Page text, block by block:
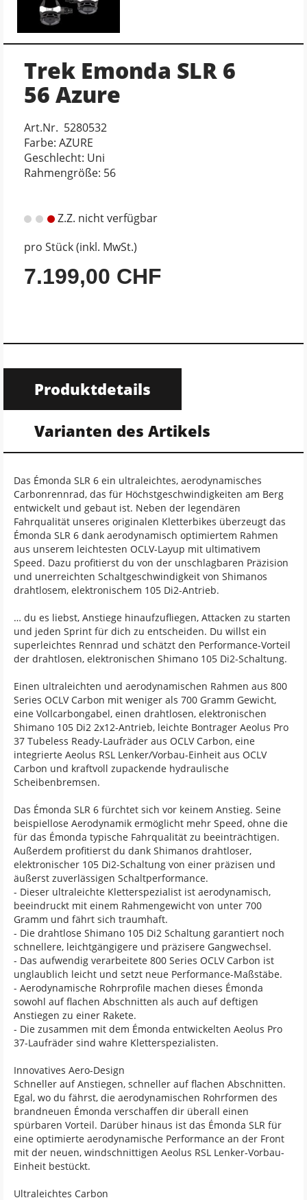
Trek Emonda SLR 6
56 Azure
Art.Nr. 5280532
Farbe: AZURE
Geschlecht: Uni
Rahmengröße: 56
Z.Z. nicht verfügbar
pro Stück (inkl. MwSt.)
7.199,00 CHF
Produktdetails
Varianten des Artikels
Das Émonda SLR 6 ein ultraleichtes, aerodynamisches
Carbonrennrad, das für Höchstgeschwindigkeiten am Berg
entwickelt und gebaut ist. Neben der legendären
Fahrqualität unseres originalen Kletterbikes überzeugt das
Émonda SLR 6 dank aerodynamisch optimiertem Rahmen
aus unserem leichtesten OCLV-Layup mit ultimativem
Speed. Dazu profitierst du von der unschlagbaren Präzision
und unerreichten Schaltgeschwindigkeit von Shimanos
drahtlosem, elektronischem 105 Di2-Antrieb.
… du es liebst, Anstiege hinaufzufliegen, Attacken zu starten
und jeden Sprint für dich zu entscheiden. Du willst ein
superleichtes Rennrad und schätzt den Performance-Vorteil
der drahtlosen, elektronischen Shimano 105 Di2-Schaltung.
Einen ultraleichten und aerodynamischen Rahmen aus 800
Series OCLV Carbon mit weniger als 700 Gramm Gewicht,
eine Vollcarbongabel, einen drahtlosen, elektronischen
Shimano 105 Di2 2x12-Antrieb, leichte Bontrager Aeolus Pro
37 Tubeless Ready-Laufräder aus OCLV Carbon, eine
integrierte Aeolus RSL Lenker/Vorbau-Einheit aus OCLV
Carbon und kraftvoll zupackende hydraulische
Scheibenbremsen.
Das Émonda SLR 6 fürchtet sich vor keinem Anstieg. Seine
beispiellose Aerodynamik ermöglicht mehr Speed, ohne die
für das Émonda typische Fahrqualität zu beeinträchtigen.
Außerdem profitierst du dank Shimanos drahtloser,
elektronischer 105 Di2-Schaltung von einer präzisen und
äußerst zuverlässigen Schaltperformance.
- Dieser ultraleichte Kletterspezialist ist aerodynamisch,
beeindruckt mit einem Rahmengewicht von unter 700
Gramm und fährt sich traumhaft.
- Die drahtlose Shimano 105 Di2 Schaltung garantiert noch
schnellere, leichtgängigere und präzisere Gangwechsel.
- Das aufwendig verarbeitete 800 Series OCLV Carbon ist
unglaublich leicht und setzt neue Performance-Maßstäbe.
- Aerodynamische Rohrprofile machen dieses Émonda
sowohl auf flachen Abschnitten als auch auf deftigen
Anstiegen zu einer Rakete.
- Die zusammen mit dem Émonda entwickelten Aeolus Pro
37-Laufräder sind wahre Kletterspezialisten.
Innovatives Aero-Design
Schneller auf Anstiegen, schneller auf flachen Abschnitten.
Egal, wo du fährst, die aerodynamischen Rohrformen des
brandneuen Émonda verschaffen dir überall einen
spürbaren Vorteil. Darüber hinaus ist das Émonda SLR für
eine optimierte aerodynamische Performance an der Front
mit der neuen, windschnittigen Aeolus RSL Lenker-Vorbau-
Einheit bestückt.
Ultraleichtes Carbon